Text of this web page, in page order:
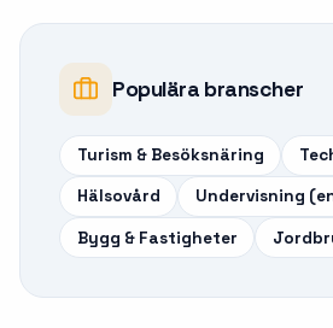
Populära branscher
Turism & Besöksnäring
Hälsovård Undervisning
Bygg & Fastigheter